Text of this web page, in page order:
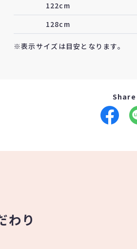
122cm
128cm
※表示サイズは目安となります。
Share
わり